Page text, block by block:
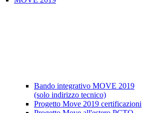
Bando integrativo MOVE 2019
(solo indirizzo tecnico)
Progetto Move 2019 certificazioni